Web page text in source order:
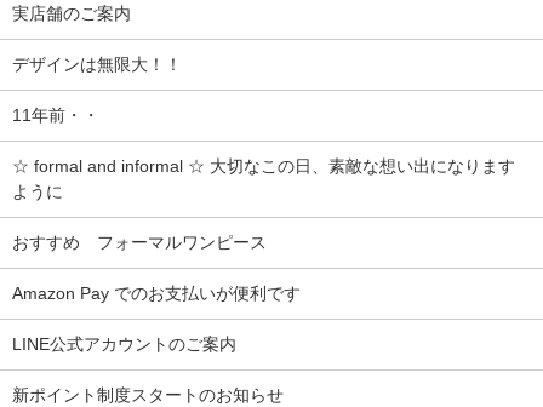
実店舗のご案内
デザインは無限大！！
11年前・・
☆ formal and informal ☆ 大切なこの日、素敵な想い出になります
ように
おすすめ フォーマルワンピース
Amazon Pay でのお支払いが便利です
LINE公式アカウントのご案内
新ポイント制度スタートのお知らせ